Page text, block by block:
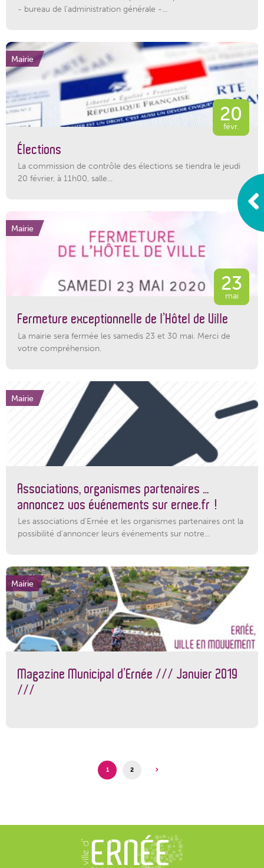
- bureau de l’administration générale -...
Mairie
20
févr.
Élections
La commission de contrôle des élections se tiendra le jeudi
20 février, à 11h00, salle...
Mairie
23
mai
Fermeture exceptionnelle de l’Hôtel de Ville
La mairie sera fermée les samedis 23 et 30 mai. Merci de
votre compréhension.
Mairie
Associations, organismes partenaires …
annoncez vos événements sur ernee.fr !
Les associations d'Ernée et les organismes partenaires ont la
possibilité d'annoncer leurs événements sur notre...
Mairie
Magazine Municipal d’Ernée /// Janvier 2019
///
1 2